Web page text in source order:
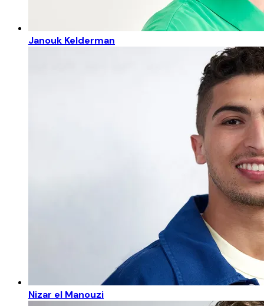
Janouk Kelderman
Nizar el Manouzi